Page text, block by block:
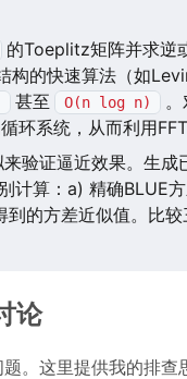
的Toeplitz矩阵并求逆
构的快速算法（如
甚至 O(n log n)
环系统，从而利用
验证逼近效果。生成
计算：a) 精确BLUE
的方差近似值。比
论
。这里提供我的排查